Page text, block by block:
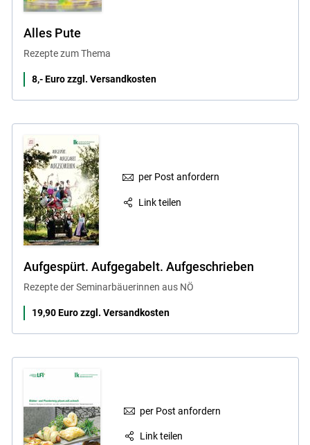
Alles Pute
Rezepte zum Thema
8,- Euro zzgl. Versandkosten
per Post anfordern
Link teilen
Aufgespürt. Aufgegabelt. Aufgeschrieben
Rezepte der Seminarbäuerinnen aus NÖ
19,90 Euro zzgl. Versandkosten
per Post anfordern
Link teilen